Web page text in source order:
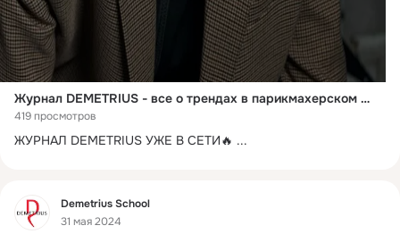
Журнал DEMETRIUS - все о трендах в парикмахерском мире!
419 просмотров
ЖУРНАЛ DEMETRIUS УЖЕ В СЕТИ🔥 ...
Фид
Demetrius School
31 мая 2024